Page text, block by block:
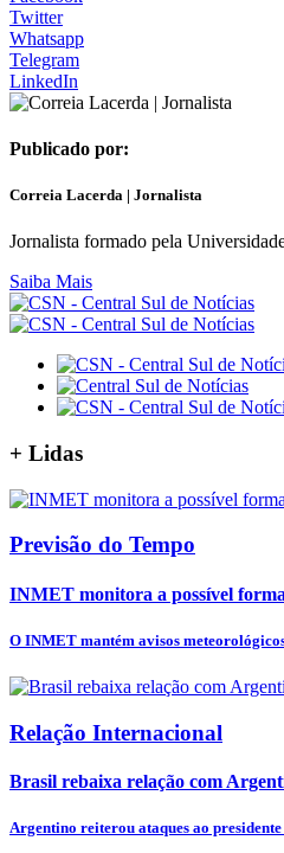
Twitter
Whatsapp
Telegram
LinkedIn
Publicado por:
Correia Lacerda | Jornalista
Jornalista formado pela
Saiba Mais
+ Lidas
Previsão do Tempo
INMET monitora a possível
O INMET mantém avisos
Relação Internacional
Brasil rebaixa relação com
Argentino reiterou ataques ao